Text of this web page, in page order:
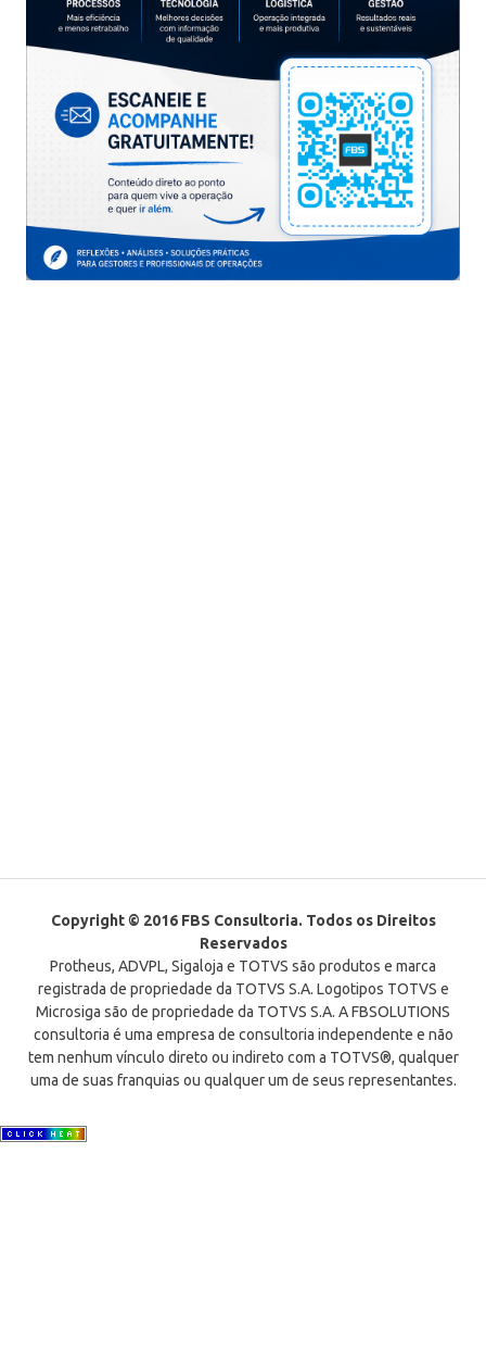
Copyright © 2016 FBS Consultoria. Todos os Direitos
Reservados
Protheus, ADVPL, Sigaloja e TOTVS são produtos e marca
registrada de propriedade da TOTVS S.A. Logotipos TOTVS e
Microsiga são de propriedade da TOTVS S.A. A FBSOLUTIONS
consultoria é uma empresa de consultoria independente e não
tem nenhum vínculo direto ou indireto com a TOTVS®, qualquer
uma de suas franquias ou qualquer um de seus representantes.